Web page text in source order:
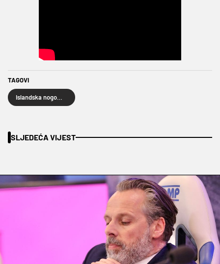
TAGOVI
SLJEDEĆA VIJEST